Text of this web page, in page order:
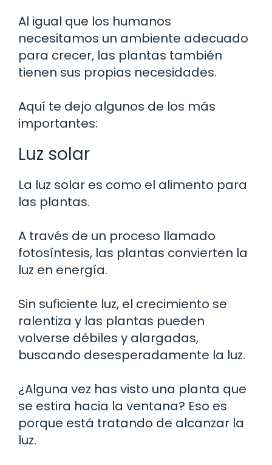
Al igual que los humanos
necesitamos un ambiente adecuado
para crecer, las plantas también
tienen sus propias necesidades.
Aquí te dejo algunos de los más
importantes:
Luz solar
La luz solar es como el alimento para
las plantas.
A través de un proceso llamado
fotosíntesis, las plantas convierten la
luz en energía.
Sin suficiente luz, el crecimiento se
ralentiza y las plantas pueden
volverse débiles y alargadas,
buscando desesperadamente la luz.
¿Alguna vez has visto una planta que
se estira hacia la ventana? Eso es
porque está tratando de alcanzar la
luz.